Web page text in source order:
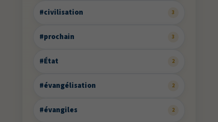
#civilisation 3
#prochain 3
#État 2
#évangélisation 2
#évangiles 2